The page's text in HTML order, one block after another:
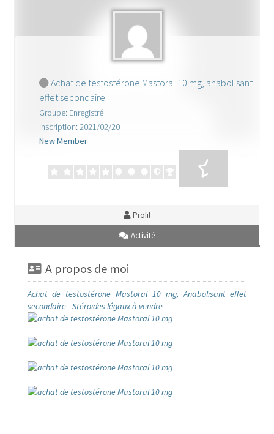
Caligula
Facturation de séjour
formulaire des stagiaires
Gestion de Mariage
Hotel
inscrieleve
inscription des etudiants
Achat de testostérone Mastoral 10 mg, anabolisant
effet secondaire
Groupe: Enregistré
Inscription: 2021/02/20
New Member
Profil
Activité
A propos de moi
Achat de testostérone Mastoral 10 mg, Anabolisant effet
secondaire - Stéroïdes légaux à vendre